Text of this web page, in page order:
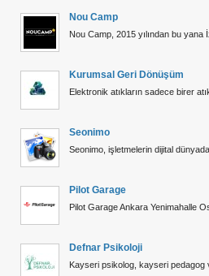
Nou Camp
Nou Camp, 2015 yılından bu yana
Kurumsal Geri Dönüşüm
Elektronik atıkların sadece birer
Seonimo
Seonimo, işletmelerin dijital
Pilot Garage
Pilot Garage Ankara Yenimahalle
Defnar Psikoloji
Kayseri psikolog, kayseri pedagog